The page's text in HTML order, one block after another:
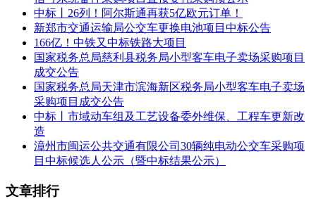
中标丨26列！阿尔斯通再获5亿欧元订单！
新郑市交通运输局公交车更换电池项目中标公告
166亿！中铁又中标铁路大项目
国家税务总局慈利县税务局小型客车电子卖场采购项目
成交公告
国家税务总局天津市滨海新区税务局小型客车电子卖场
采购项目成交公告
中标丨市域动车组及工艺设备委外维保、工程车更新改
造
漳州市闽运公共交通有限公司30辆纯电动公交车采购项
目中标候选人公示（暨中标结果公示）
文章排行